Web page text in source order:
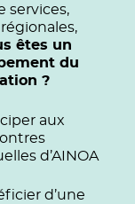
services,
êtes un
du
?
aux
d’AINOA
d’une